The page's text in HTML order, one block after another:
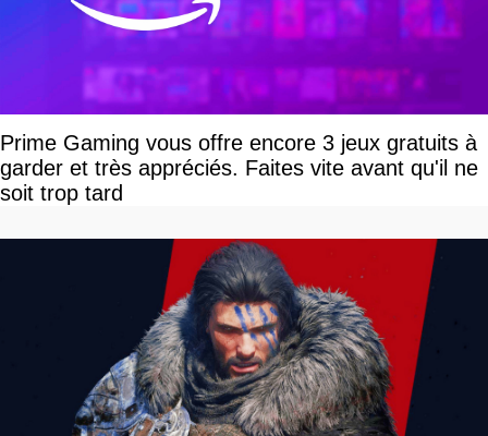
Prime Gaming vous offre encore 3 jeux gratuits à
garder et très appréciés. Faites vite avant qu'il ne
soit trop tard